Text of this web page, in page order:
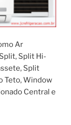
Ar
Split Hi-
Split
Teto, Window
Central e